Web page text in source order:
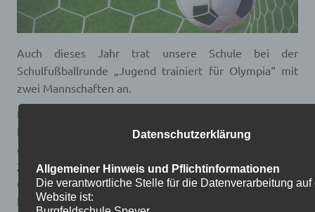
Auch dieses Jahr trat unsere Schule bei der
Schulfußballrunde „Jugend trainiert für Olympia“ mit
zwei Mannschaften an.
Die Jungs des WK II aus den Jahrgängen 2002-2004
kämpften am Freitag, den 08.09.17 auf dem Rasenplatz
des ehemaligen VFR Speyer um den Einzug in die
Zwischenrunde. Im ersten Spiel gegen das Schwerd
Gymnasium waren unsere Jungs gegen die
hünenhaften Schwerdler machtlos und verloren mit 0:7.
Datenschutzerklärung
Allgemeiner Hinweis und Pflichtinformationen
Die verantwortliche Stelle für die Datenverarbeitung auf
Website ist: